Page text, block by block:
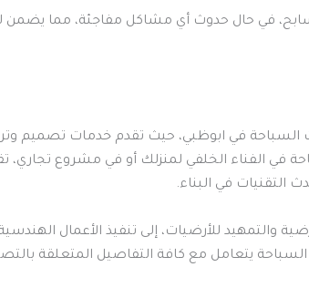
في حال حدوث أي مشاكل مفاجئة، مما يضمن
في ابوظبي، حيث تقدم خدمات تصميم
الفناء الخلفي لمنزلك أو في مشروع تجاري،
التقنيات في البناء.
والتمهيد للأرضيات، إلى تنفيذ الأعمال
يتعامل مع كافة التفاصيل المتعلقة